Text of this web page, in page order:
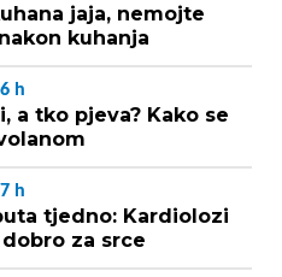
jaja, nemojte
kuhanja
6 h
a tko pjeva? Kako se
7 h
tjedno: Kardiolozi
za srce